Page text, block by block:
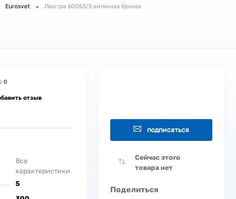
Eurosvet • Люстра 60053/5 античная бронза
0
отзыв
Все
характеристики
5
подписаться
Сейчас этого
товара нет
Поделиться